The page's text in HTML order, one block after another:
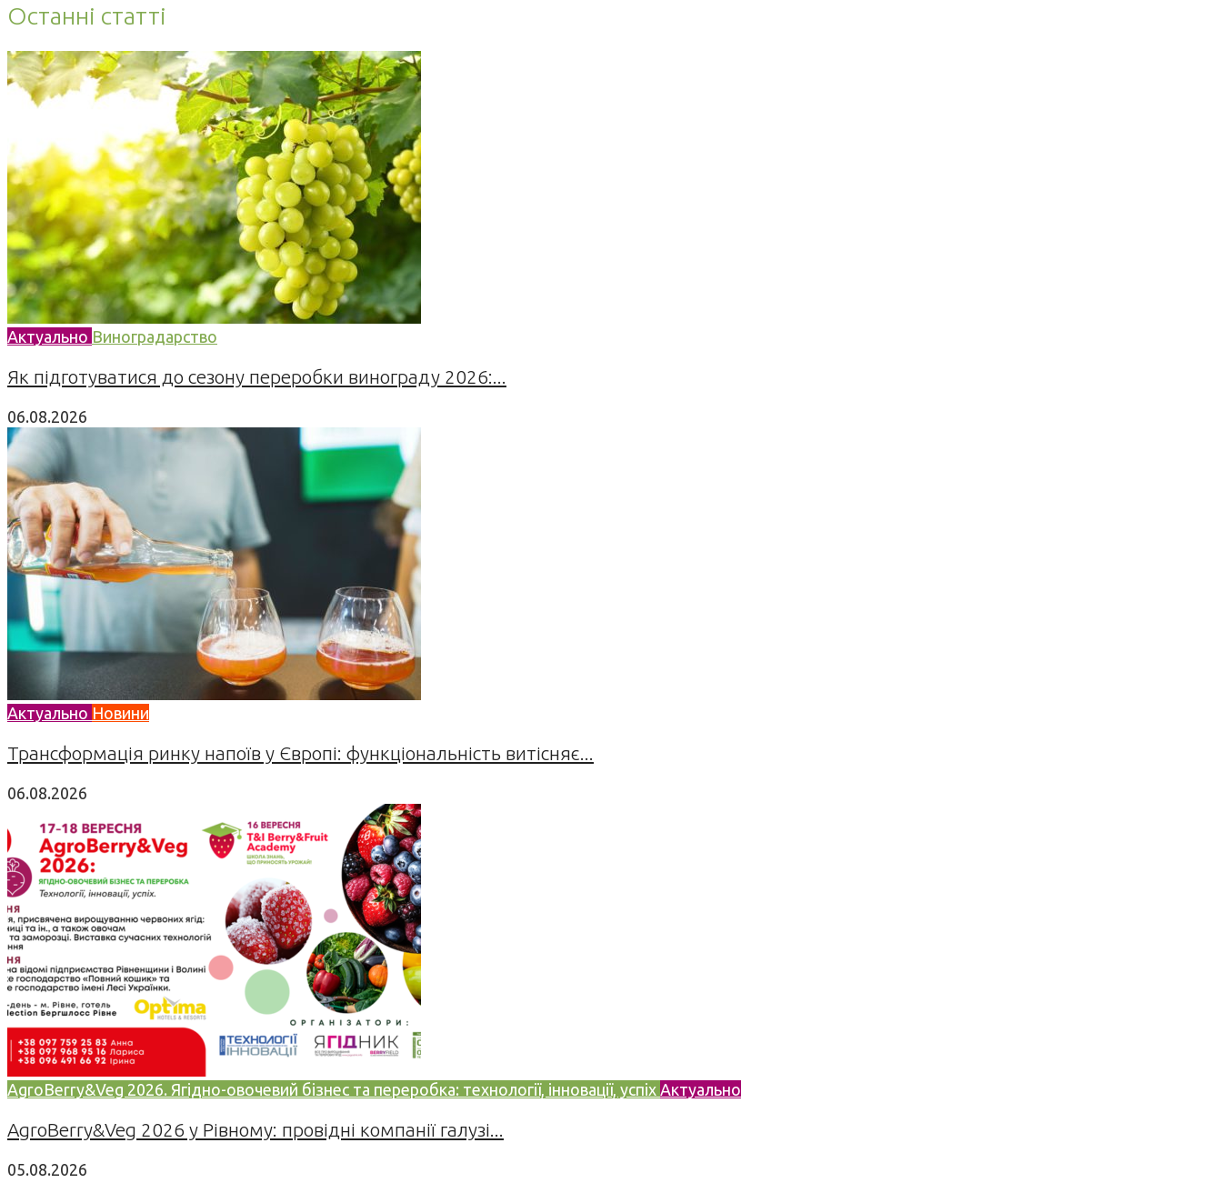
Останні статті
Актуально Виноградарство
Як підготуватися до сезону переробки винограду 2026:...
06.08.2026
Актуально Новини
Трансформація ринку напоїв у Європі: функціональність витісняє...
06.08.2026
AgroBerry&Veg 2026. Ягідно-овочевий бізнес та переробка: технології, інновації, успіх Актуально
AgroBerry&Veg 2026 у Рівному: провідні компанії галузі...
05.08.2026